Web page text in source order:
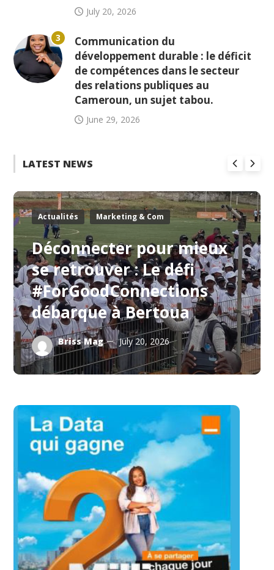
July 20, 2026
3
Communication du
développement durable : le déficit
de compétences dans le secteur
des relations publiques au
Cameroun, un sujet tabou.
June 29, 2026
LATEST NEWS
Déconnecter pour mieux
se retrouver : Le défi
#ForGoodConnections
débarque à Bertoua
Briss Mag July 20, 2026
Actualités Marketing & Com